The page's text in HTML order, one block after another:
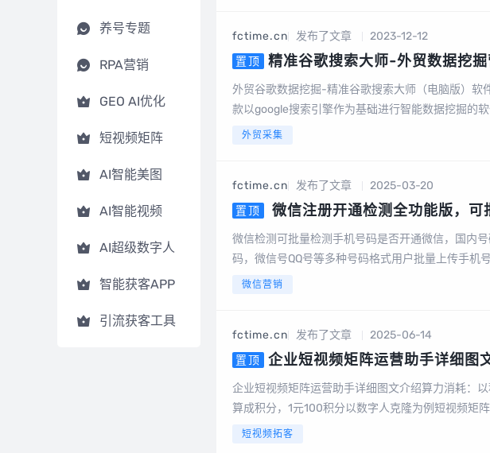
fctime.cn 发布了文章
2023-12-12
置顶
精准谷歌搜索大师-外贸数据挖掘
外贸谷歌数据挖掘-精准谷歌搜索大师（电脑版）软
款以google搜索引擎作为基础进行智能数据挖掘的
站、标题、描述、邮件地址、手机或电话号码、
外贸采集
fctime.cn 发布了文章
2025-03-20
置顶
微信注册开通检测全功能版，可
是否开通微信，国内号码筛选，港澳
码，微信号QQ号等多种号码格式
微信检测可批量检测手机号码是否开通微信，国内
码，微信号QQ号等多种号码格式用户批量上传手机
批量将手机号中有绑定或者开通微信的号码筛选出
微信营销
fctime.cn 发布了文章
2025-06-14
置顶
企业短视频矩阵运营助手详细图
人，AI文案，AI视频
企业短视频矩阵运营助手详细图文介绍算力消耗：
算成积分，1元100积分以数字人克隆为例短视频矩
电脑端后台截图数据大屏矩阵授权短视频矩阵，任
短视频拓客
养号专题
RPA营销
GEO AI优化
短视频矩阵
AI智能美图
AI智能视频
AI超级数字人
智能获客APP
引流获客工具